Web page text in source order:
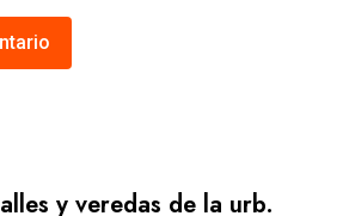
y veredas de la urb.